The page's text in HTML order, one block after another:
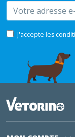
Email
J'accepte les